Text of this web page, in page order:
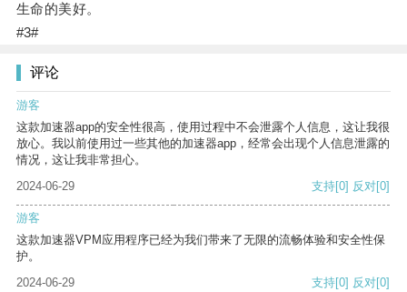
生命的美好。
#3#
评论
游客
这款加速器app的安全性很高，使用过程中不会泄露个人信息，这让我很
放心。我以前使用过一些其他的加速器app，经常会出现个人信息泄露的
情况，这让我非常担心。
2024-06-29
支持[0] 反对[0]
游客
这款加速器VPM应用程序已经为我们带来了无限的流畅体验和安全性保
护。
2024-06-29
支持[0] 反对[0]